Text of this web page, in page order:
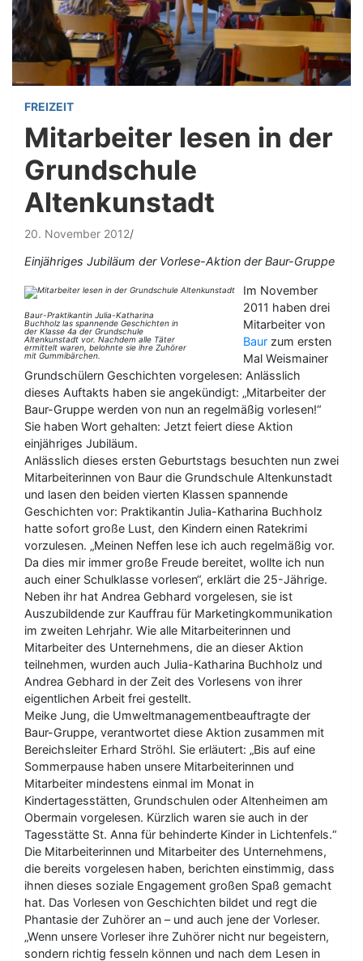
FREIZEIT
Mitarbeiter lesen in der
Grundschule
Altenkunstadt
20. November 2012
Einjähriges Jubiläum der Vorlese-Aktion der Baur-Gruppe
Baur-Praktikantin Julia-Katharina
Buchholz las spannende Geschichten in
der Klasse 4a der Grundschule
Altenkunstadt vor. Nachdem alle Täter
ermittelt waren, belohnte sie ihre Zuhörer
mit Gummibärchen.
Im November
2011 haben drei
Mitarbeiter von
Baur zum ersten
Mal Weismainer
Grundschülern Geschichten vorgelesen: Anlässlich
dieses Auftakts haben sie angekündigt: „Mitarbeiter der
Baur-Gruppe werden von nun an regelmäßig vorlesen!“
Sie haben Wort gehalten: Jetzt feiert diese Aktion
einjähriges Jubiläum.
Anlässlich dieses ersten Geburtstags besuchten nun zwei
Mitarbeiterinnen von Baur die Grundschule Altenkunstadt
und lasen den beiden vierten Klassen spannende
Geschichten vor: Praktikantin Julia-Katharina Buchholz
hatte sofort große Lust, den Kindern einen Ratekrimi
vorzulesen. „Meinen Neffen lese ich auch regelmäßig vor.
Da dies mir immer große Freude bereitet, wollte ich nun
auch einer Schulklasse vorlesen“, erklärt die 25-Jährige.
Neben ihr hat Andrea Gebhard vorgelesen, sie ist
Auszubildende zur Kauffrau für Marketingkommunikation
im zweiten Lehrjahr. Wie alle Mitarbeiterinnen und
Mitarbeiter des Unternehmens, die an dieser Aktion
teilnehmen, wurden auch Julia-Katharina Buchholz und
Andrea Gebhard in der Zeit des Vorlesens von ihrer
eigentlichen Arbeit frei gestellt.
Meike Jung, die Umweltmanagementbeauftragte der
Baur-Gruppe, verantwortet diese Aktion zusammen mit
Bereichsleiter Erhard Ströhl. Sie erläutert: „Bis auf eine
Sommerpause haben unsere Mitarbeiterinnen und
Mitarbeiter mindestens einmal im Monat in
Kindertagesstätten, Grundschulen oder Altenheimen am
Obermain vorgelesen. Kürzlich waren sie auch in der
Tagesstätte St. Anna für behinderte Kinder in Lichtenfels.“
Die Mitarbeiterinnen und Mitarbeiter des Unternehmens,
die bereits vorgelesen haben, berichten einstimmig, dass
ihnen dieses soziale Engagement großen Spaß gemacht
hat. Das Vorlesen von Geschichten bildet und regt die
Phantasie der Zuhörer an – und auch jene der Vorleser.
„Wenn unsere Vorleser ihre Zuhörer nicht nur begeistern,
sondern richtig fesseln können und nach dem Lesen in